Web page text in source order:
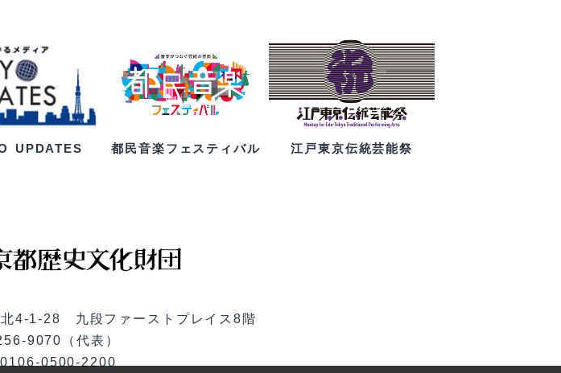
UPDATES 都民音楽フェスティバル 江戸東京伝統芸能祭
4-1-28 九段ファーストプレイス8階
9070（代表）
0500-2200